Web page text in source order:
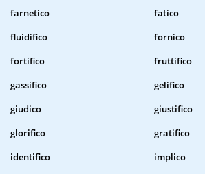
farnetico
fatico
fluidifico
fornico
fortifico
fruttifico
gassifico
gelifico
giudico
giustifico
glorifico
gratifico
identifico
implico